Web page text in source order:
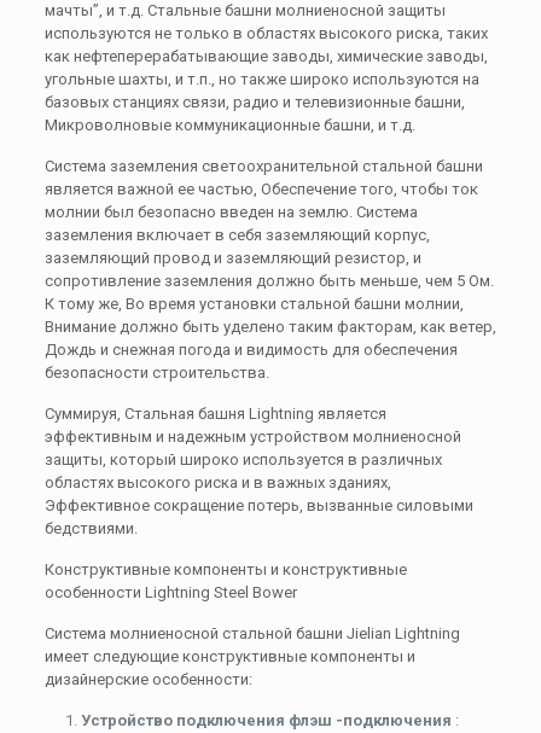
мачты”, и т.д. Стальные башни молниеносной защиты
используются не только в областях высокого риска, таких
как нефтеперерабатывающие заводы, химические заводы,
угольные шахты, и т.п., но также широко используются на
базовых станциях связи, радио и телевизионные башни,
Микроволновые коммуникационные башни, и т.д.
Система заземления светоохранительной стальной башни
является важной ее частью, Обеспечение того, чтобы ток
молнии был безопасно введен на землю. Система
заземления включает в себя заземляющий корпус,
заземляющий провод и заземляющий резистор, и
сопротивление заземления должно быть меньше, чем 5 Ом.
К тому же, Во время установки стальной башни молнии,
Внимание должно быть уделено таким факторам, как ветер,
Дождь и снежная погода и видимость для обеспечения
безопасности строительства.
Суммируя, Стальная башня Lightning является
эффективным и надежным устройством молниеносной
защиты, который широко используется в различных
областях высокого риска и в важных зданиях,
Эффективное сокращение потерь, вызванные силовыми
бедствиями.
Конструктивные компоненты и конструктивные
особенности Lightning Steel Bower
Система молниеносной стальной башни Jielian Lightning
имеет следующие конструктивные компоненты и
дизайнерские особенности:
Устройство подключения флэш -подключения :